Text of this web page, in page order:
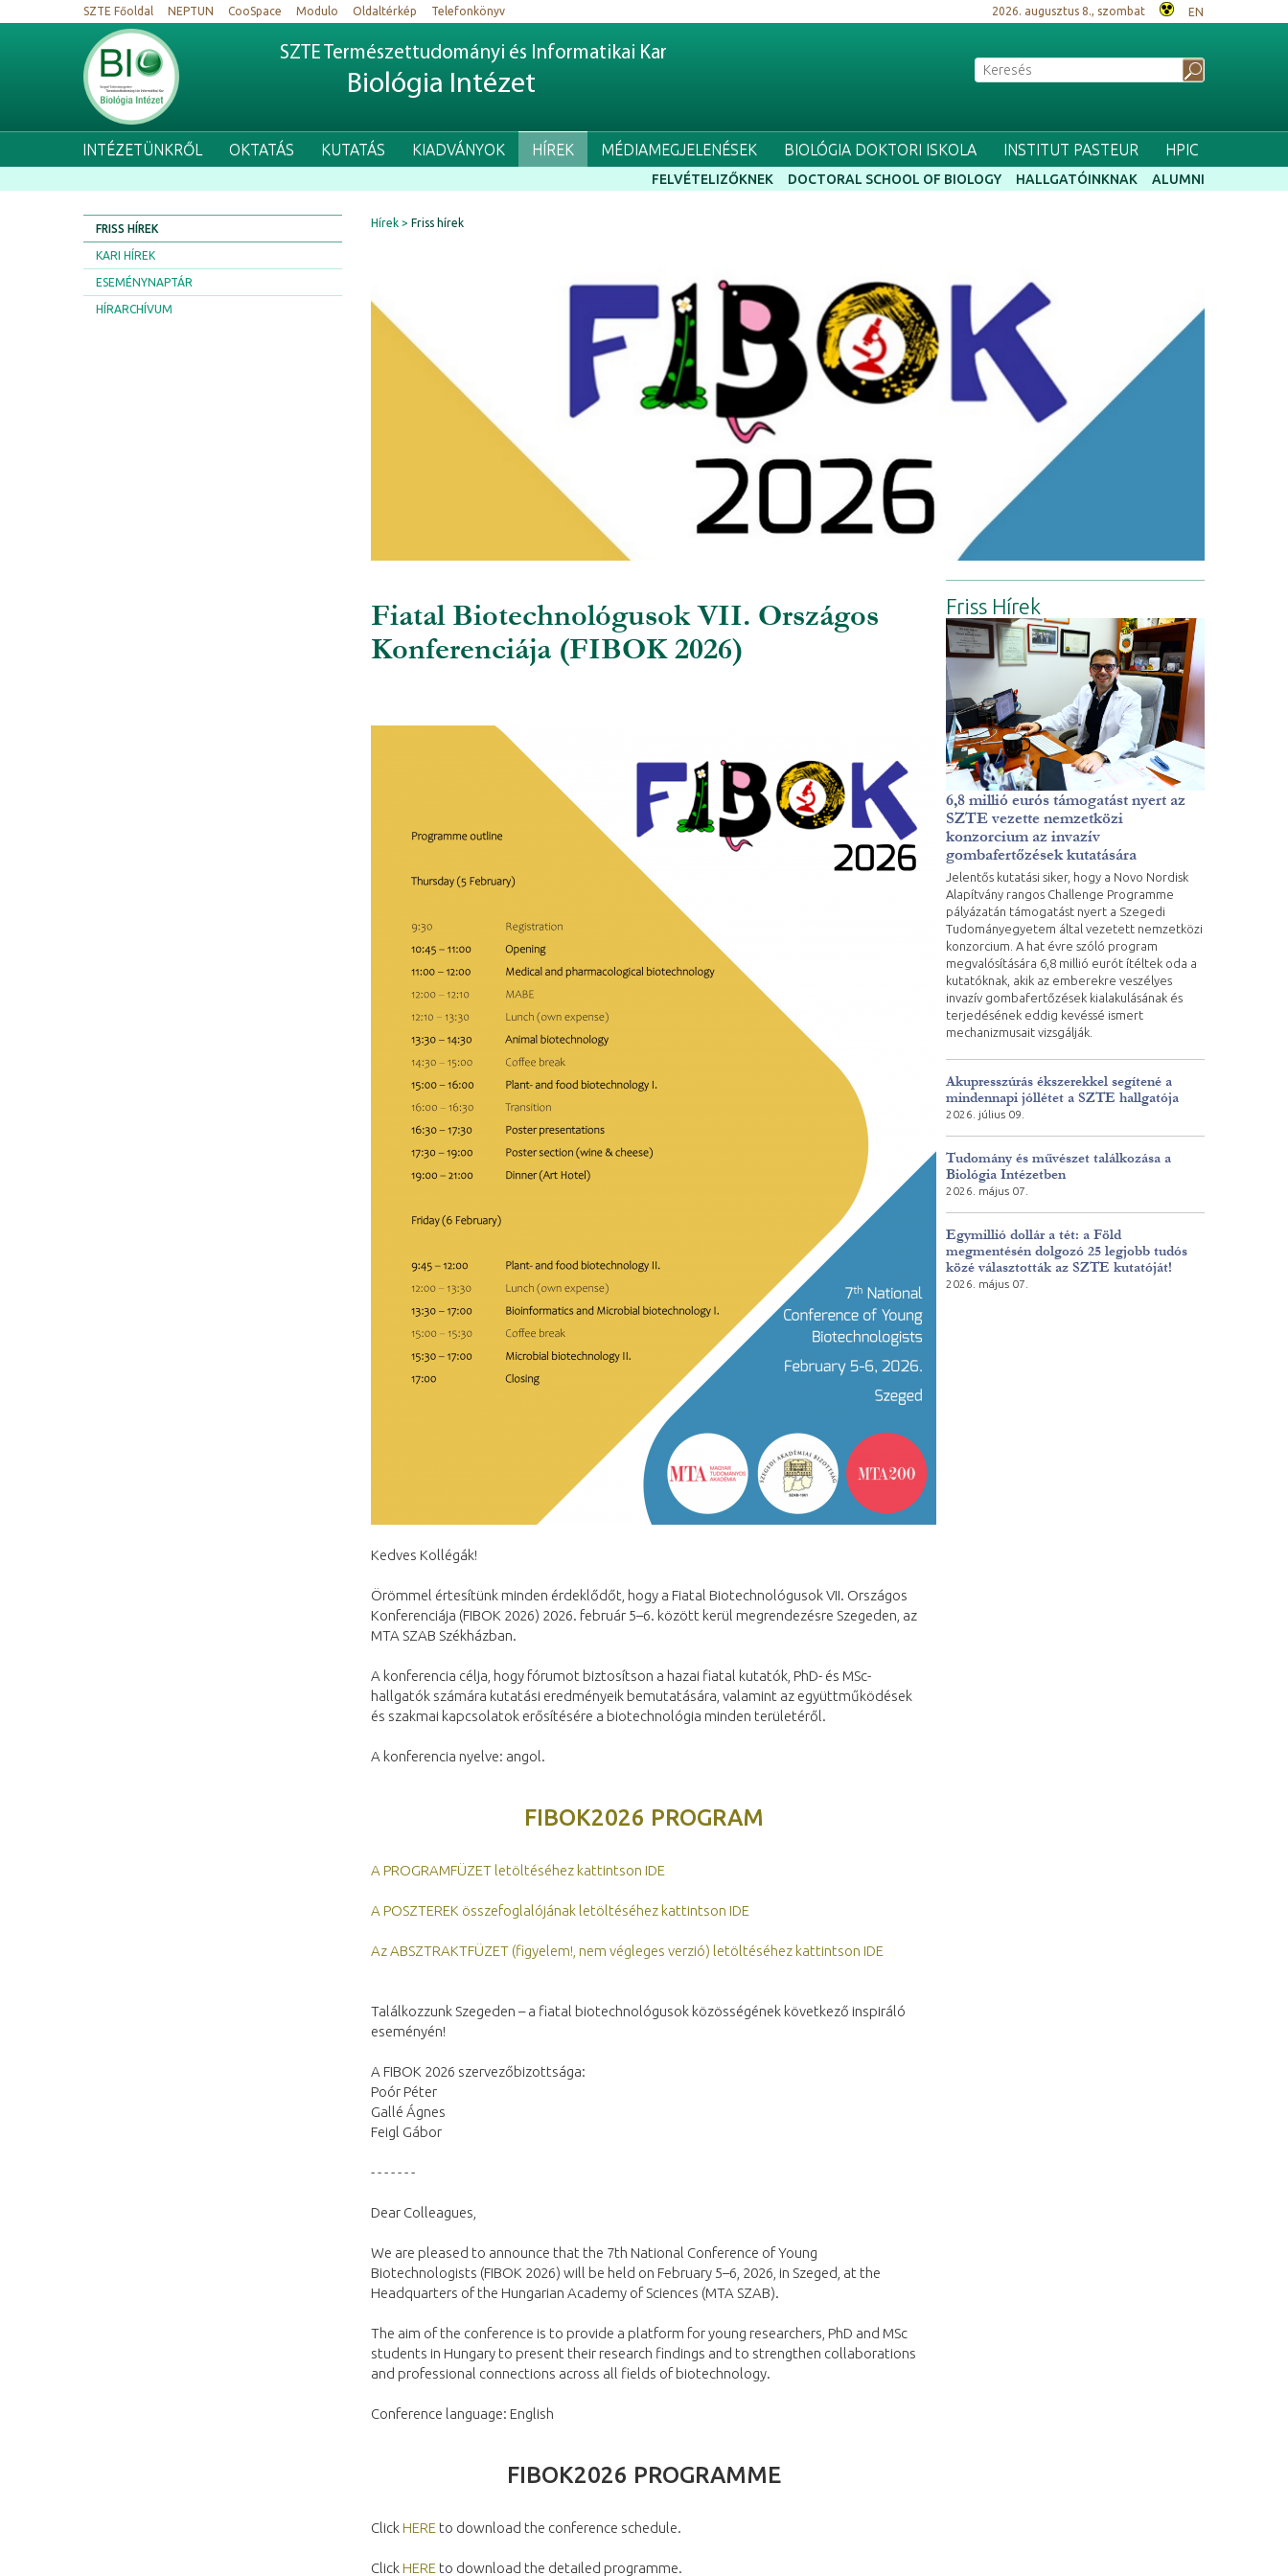
SZTE Főoldal NEPTUN CooSpace Modulo Oldaltérkép Telefonkönyv 2026. augusztus 8., szombat EN
SZTE Természettudományi és Informatikai Kar
Biológia Intézet
INTÉZETÜNKRŐL OKTATÁS KUTATÁS KIADVÁNYOK HÍREK MÉDIAMEGJELENÉSEK BIOLÓGIA DOKTORI ISKOLA INSTITUT PASTEUR HPIC
FELVÉTELIZŐKNEK DOCTORAL SCHOOL OF BIOLOGY HALLGATÓINKNAK ALUMNI
FRISS HÍREK
KARI HÍREK
ESEMÉNYNAPTÁR
HÍRARCHÍVUM
Hírek Friss hírek
Fiatal Biotechnológusok VII. Országos
Konferenciája (FIBOK 2026)
Kedves Kollégák!
Örömmel értesítünk minden érdeklődőt, hogy a Fiatal Biotechnológusok VII. Országos
Konferenciája (FIBOK 2026) 2026. február 5–6. között kerül megrendezésre Szegeden, az
MTA SZAB Székházban.
A konferencia célja, hogy fórumot biztosítson a hazai fiatal kutatók, PhD- és MSc-
hallgatók számára kutatási eredményeik bemutatására, valamint az együttműködések
és szakmai kapcsolatok erősítésére a biotechnológia minden területéről.
A konferencia nyelve: angol.
FIBOK2026 PROGRAM
A PROGRAMFÜZET letöltéséhez kattintson IDE
A POSZTEREK összefoglalójának letöltéséhez kattintson IDE
Az ABSZTRAKTFÜZET (figyelem!, nem végleges verzió) letöltéséhez kattintson IDE
Találkozzunk Szegeden – a fiatal biotechnológusok közösségének következő inspiráló
eseményén!
A FIBOK 2026 szervezőbizottsága:
Poór Péter
Gallé Ágnes
Feigl Gábor
- - - - - - -
Dear Colleagues,
We are pleased to announce that the 7th National Conference of Young
Biotechnologists (FIBOK 2026) will be held on February 5–6, 2026, in Szeged, at the
Headquarters of the Hungarian Academy of Sciences (MTA SZAB).
The aim of the conference is to provide a platform for young researchers, PhD and MSc
students in Hungary to present their research findings and to strengthen collaborations
and professional connections across all fields of biotechnology.
Conference language: English
FIBOK2026 PROGRAMME
ClickHERE to download the conference schedule.
ClickHERE to download the detailed programme.
Friss Hírek
6,8 millió eurós támogatást nyert az
SZTE vezette nemzetközi
konzorcium az invazív
gombafertőzések kutatására
Jelentős kutatási siker, hogy a Novo Nordisk
Alapítvány rangos Challenge Programme
pályázatán támogatást nyert a Szegedi
Tudományegyetem által vezetett nemzetközi
konzorcium. A hat évre szóló program
megvalósítására 6,8 millió eurót ítéltek oda a
kutatóknak, akik az emberekre veszélyes
invazív gombafertőzések kialakulásának és
terjedésének eddig kevéssé ismert
mechanizmusait vizsgálják.
Akupresszúrás ékszerekkel segítené a
mindennapi jóllétet a SZTE hallgatója
2026. július 09.
Tudomány és művészet találkozása a
Biológia Intézetben
2026. május 07.
Egymillió dollár a tét: a Föld
megmentésén dolgozó 25 legjobb tudós
közé választották az SZTE kutatóját!
2026. május 07.